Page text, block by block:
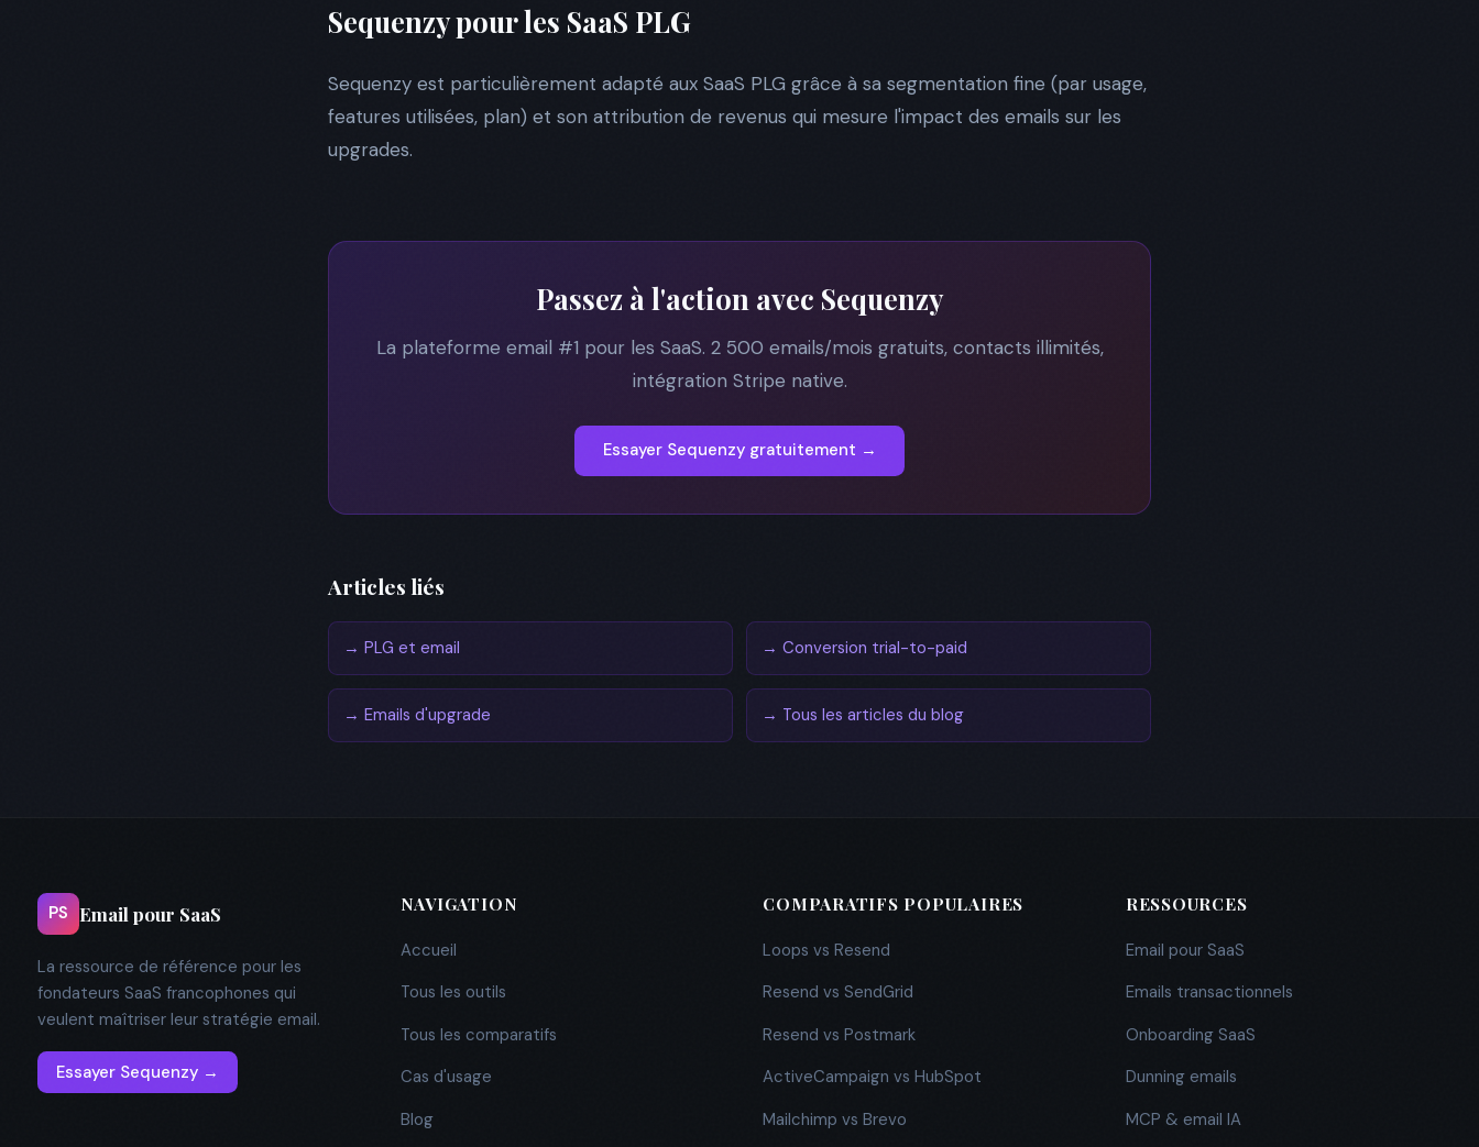
Sequenzy pour les SaaS PLG
Sequenzy est particulièrement adapté aux SaaS PLG grâce à sa segmentation fine (par usage,
features utilisées, plan) et son attribution de revenus qui mesure l'impact des emails sur les
upgrades.
Passez à l'action avec Sequenzy
La plateforme email #1 pour les SaaS. 2 500 emails/mois gratuits, contacts illimités,
intégration Stripe native.
Essayer Sequenzy gratuitement →
Articles liés
→ PLG et email → Conversion trial-to-paid
→ Emails d'upgrade → Tous les articles du blog
PS Email pour SaaS
La ressource de référence pour les
fondateurs SaaS francophones qui
veulent maîtriser leur stratégie email.
Essayer Sequenzy →
NAVIGATION
Accueil
Tous les outils
Tous les comparatifs
Cas d'usage
Blog
COMPARATIFS POPULAIRES
Loops vs Resend
Resend vs SendGrid
Resend vs Postmark
ActiveCampaign vs HubSpot
Mailchimp vs Brevo
RESSOURCES
Email pour SaaS
Emails transactionnels
Onboarding SaaS
Dunning emails
MCP & email IA